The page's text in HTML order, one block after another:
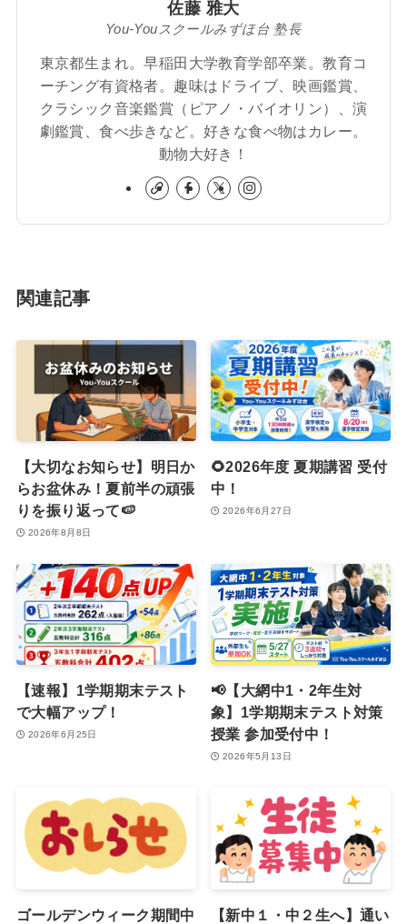
佐藤 雅大
You-Youスクールみずほ台 塾長
東京都生まれ。早稲田大学教育学部卒業。教育コ
ーチング有資格者。趣味はドライブ、映画鑑賞、
クラシック音楽鑑賞（ピアノ・バイオリン）、演
劇鑑賞、食べ歩きなど。好きな食べ物はカレー。
動物大好き！
関連記事
【大切なお知らせ】明日か
らお盆休み！夏前半の頑張
りを振り返って🍉
2026年8月8日
🌻2026年度 夏期講習 受付
中！
2026年6月27日
【速報】1学期期末テスト
で大幅アップ！
2026年6月25日
📢【大網中1・2年生対
象】1学期期末テスト対策
授業 参加受付中！
2026年5月13日
ゴールデンウィーク期間中
【新中１・中２生へ】通い